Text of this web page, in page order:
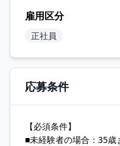
雇用区分
正社員
応募条件
【必須条件】
■未経験者の場合：35歳